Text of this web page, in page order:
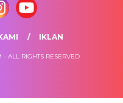
IKLAN
ALL RIGHTS RESERVED